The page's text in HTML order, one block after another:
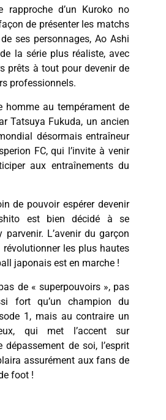
rapproche d’un Kuroko no
de présenter les matchs
ses personnages, Ao Ashi
la série plus réaliste, avec
prêts à tout pour devenir de
professionnels.
homme au tempérament de
Tatsuya Fukuda, un ancien
désormais entraîneur
FC, qui l’invite à venir
aux entraînements du
de pouvoir espérer devenir
est bien décidé à se
parvenir. L’avenir du garçon
les plus hautes
japonais est en marche !
de « superpouvoirs », pas
fort qu’un champion du
1, mais au contraire un
qui met l’accent sur
dépassement de soi, l’esprit
assurément aux fans de
foot !